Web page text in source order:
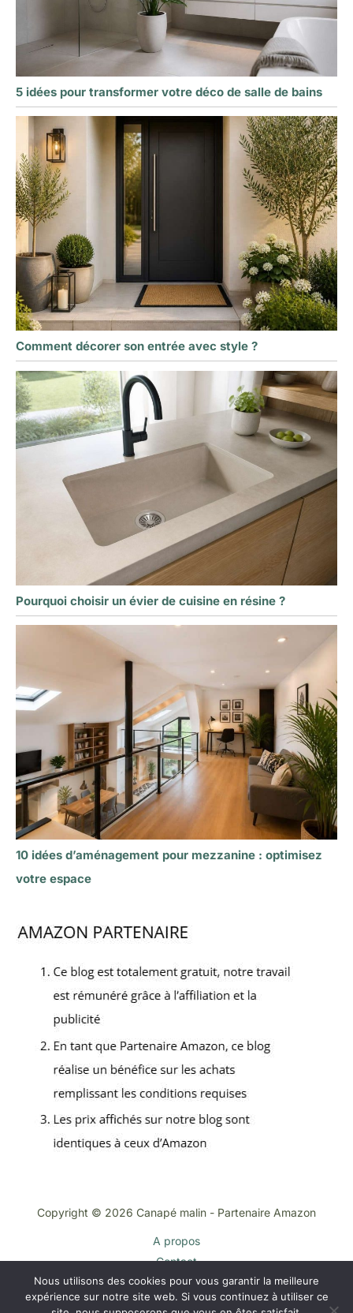
5 idées pour transformer votre déco de salle de bains
Comment décorer son entrée avec style ?
Pourquoi choisir un évier de cuisine en résine ?
10 idées d’aménagement pour mezzanine : optimisez
votre espace
Copyright © 2026 Canapé malin - Partenaire Amazon
A propos
Contact
Plan du site
Mentions légales
Nous utilisons des cookies pour vous garantir la meilleure
expérience sur notre site web. Si vous continuez à utiliser ce